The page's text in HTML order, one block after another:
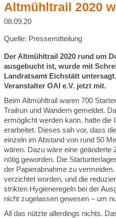
Altmühltrail 2020
08.09.20
Quelle: Pressemitteilung
Der Altmühltrail 2020 rund um
ausgebucht ist, wurde mit
Landratsamt Eichstätt
Veranstalter OAI e.V. jetzt mit.
Beim Altmühltrail waren 700
Trailrun und Wandern gemeldet.
ermöglicht werden kann, hatte die
erarbeitet. Dieses sah vor, dass
einzeln im Abstand von rund 50
wären. Dazu wäre eine geänderte
nötig geworden. Die
der Papierabnahme zu
verzichtet worden, und die
strikten Hygieneregeln bei der
nicht zugelassen gewesen – um
All das nützte allerdings nichts.